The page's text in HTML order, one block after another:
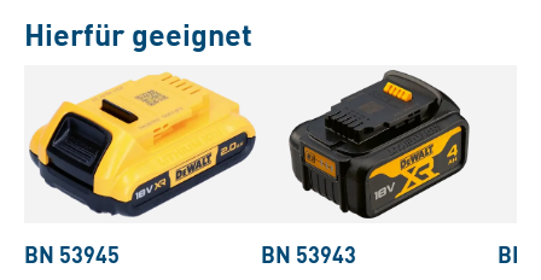
Hierfür geeignet
BN 53945 BN 53943 BN